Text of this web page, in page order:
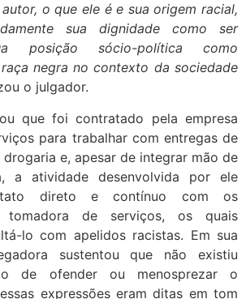
o que ele é e sua origem racial,
sua dignidade como ser
posição sócio-política como
negra no contexto da sociedade
o julgador.
que foi contratado pela empresa
para trabalhar com entregas de
e, apesar de integrar mão de
a atividade desenvolvida por ele
direto e contínuo com os
tomadora de serviços, os quais
lo com apelidos racistas. Em sua
sustentou que não existiu
de ofender ou menosprezar o
expressões eram ditas em tom